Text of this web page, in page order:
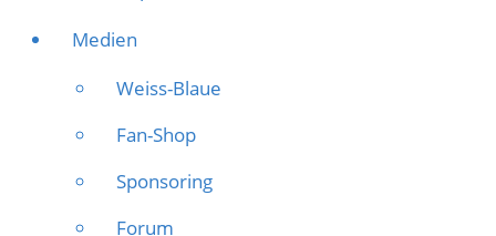
Medien
Weiss-Blaue
Fan-Shop
Sponsoring
Forum